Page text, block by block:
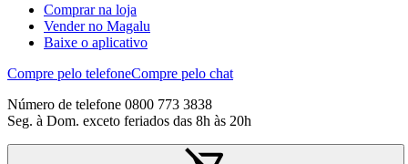
Comprar na loja
Vender no Magalu
Baixe o aplicativo
Compre pelo telefoneCompre pelo chat
Número de telefone 0800 773 3838
Seg. à Dom. exceto feriados das 8h às 20h